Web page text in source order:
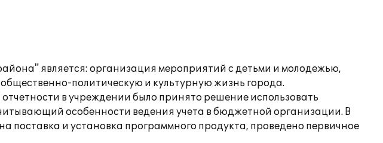
является: организация мероприятий с детьми и молодежью,
политическую и культурную жизнь города.
в учреждении было принято решение использовать
особенности ведения учета в бюджетной организации. В
и установка программного продукта, проведено первичное